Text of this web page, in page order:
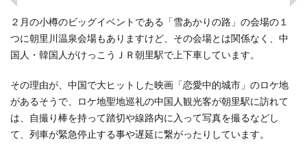
２月の小樽のビッグイベントである「雪あかりの路」の会場の１
つに朝里川温泉会場もありますけど、その会場とは関係なく、中
国人・韓国人がけっこうＪＲ朝里駅で上下車しています。
その理由が、中国で大ヒットした映画「恋愛中的城市」のロケ地
があるそうで、ロケ地聖地巡礼の中国人観光客が朝里駅に訪れて
は、自撮り棒を持って踏切や線路内に入って写真を撮るなどし
て、列車が緊急停止する事や遅延に繋がったりしています。